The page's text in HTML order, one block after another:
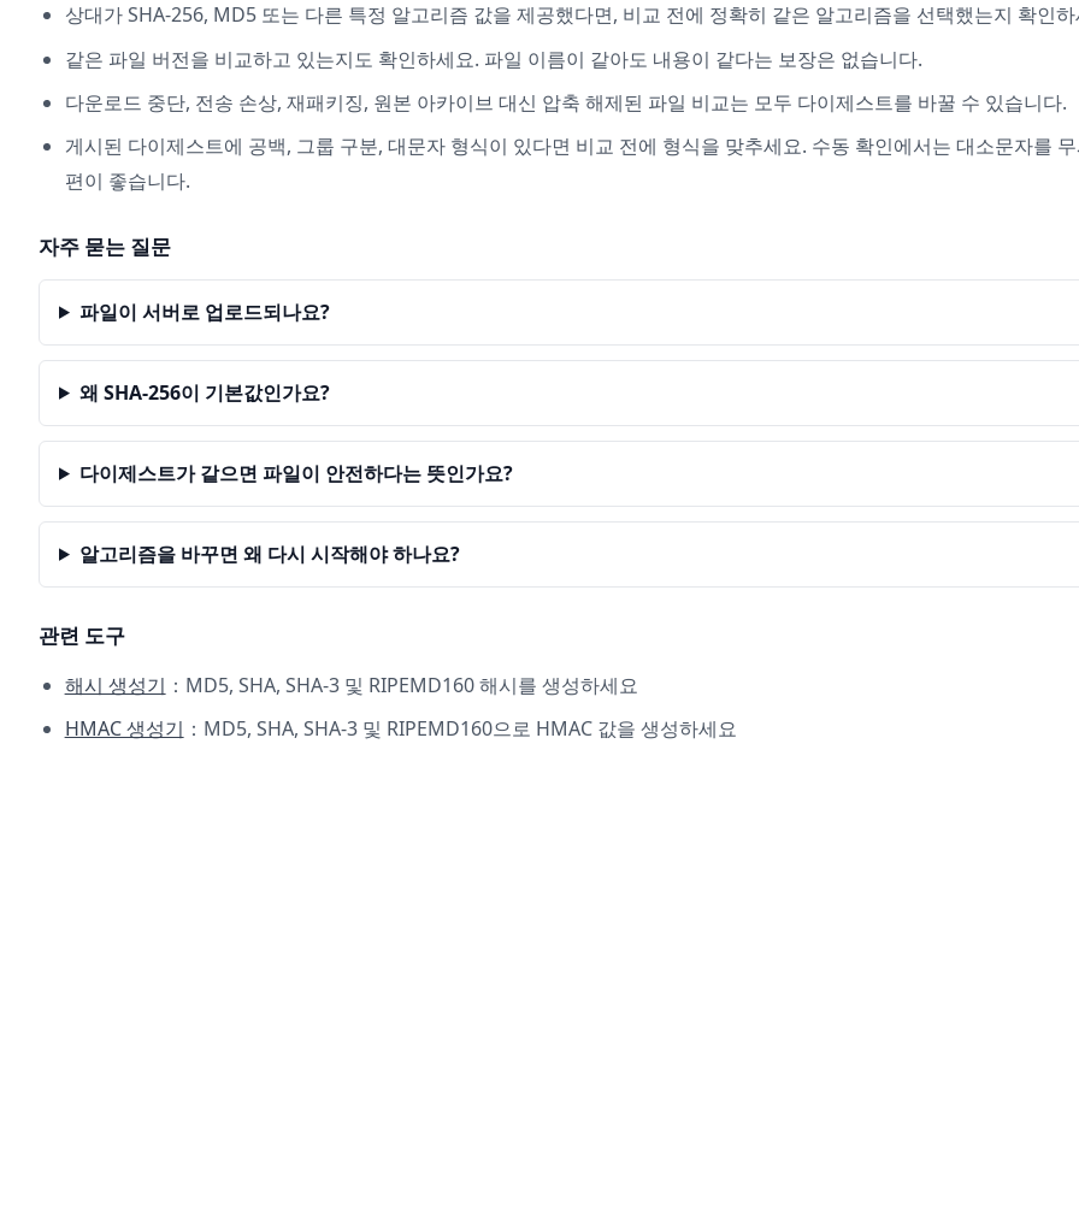
상대가 SHA-256, MD5 또는 다른 특정 알고리즘 값을 제공했다면, 비교 전에 정확히 같은 알고리즘을 선택했는지 확인
같은 파일 버전을 비교하고 있는지도 확인하세요. 파일 이름이 같아도 내용이 같다는 보장은 없습니다.
다운로드 중단, 전송 손상, 재패키징, 원본 아카이브 대신 압축 해제된 파일 비교는 모두 다이제스트를 바꿀 수 있습니다.
게시된 다이제스트에 공백, 그룹 구분, 대문자 형식이 있다면 비교 전에 형식을 맞추세요. 수동 확인에서는 대소문자를
편이 좋습니다.
자주 묻는 질문
파일이 서버로 업로드되나요?
왜 SHA-256이 기본값인가요?
다이제스트가 같으면 파일이 안전하다는 뜻인가요?
알고리즘을 바꾸면 왜 다시 시작해야 하나요?
관련 도구
해시 생성기 ：MD5, SHA, SHA-3 및 RIPEMD160 해시를 생성하세요
HMAC 생성기 ：MD5, SHA, SHA-3 및 RIPEMD160으로 HMAC 값을 생성하세요